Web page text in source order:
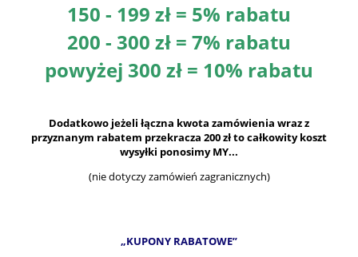
150 - 199 zł = 5% rabatu
200 - 300 zł = 7% rabatu
powyżej 300 zł = 10% rabatu
Dodatkowo jeżeli łączna kwota zamówienia wraz z
przyznanym rabatem przekracza 200 zł to całkowity koszt
wysyłki ponosimy MY...
(nie dotyczy zamówień zagranicznych)
„KUPONY RABATOWE”